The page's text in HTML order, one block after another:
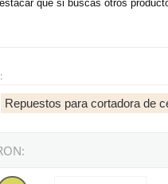
que si buscas otros
Repuestos para cortadora de
Bolsa aspirador Rubi Clear (5